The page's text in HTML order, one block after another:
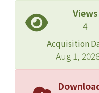
Views
4
Acquisition
Aug 1,